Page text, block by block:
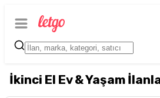
İkinci El Ev & Yaşam